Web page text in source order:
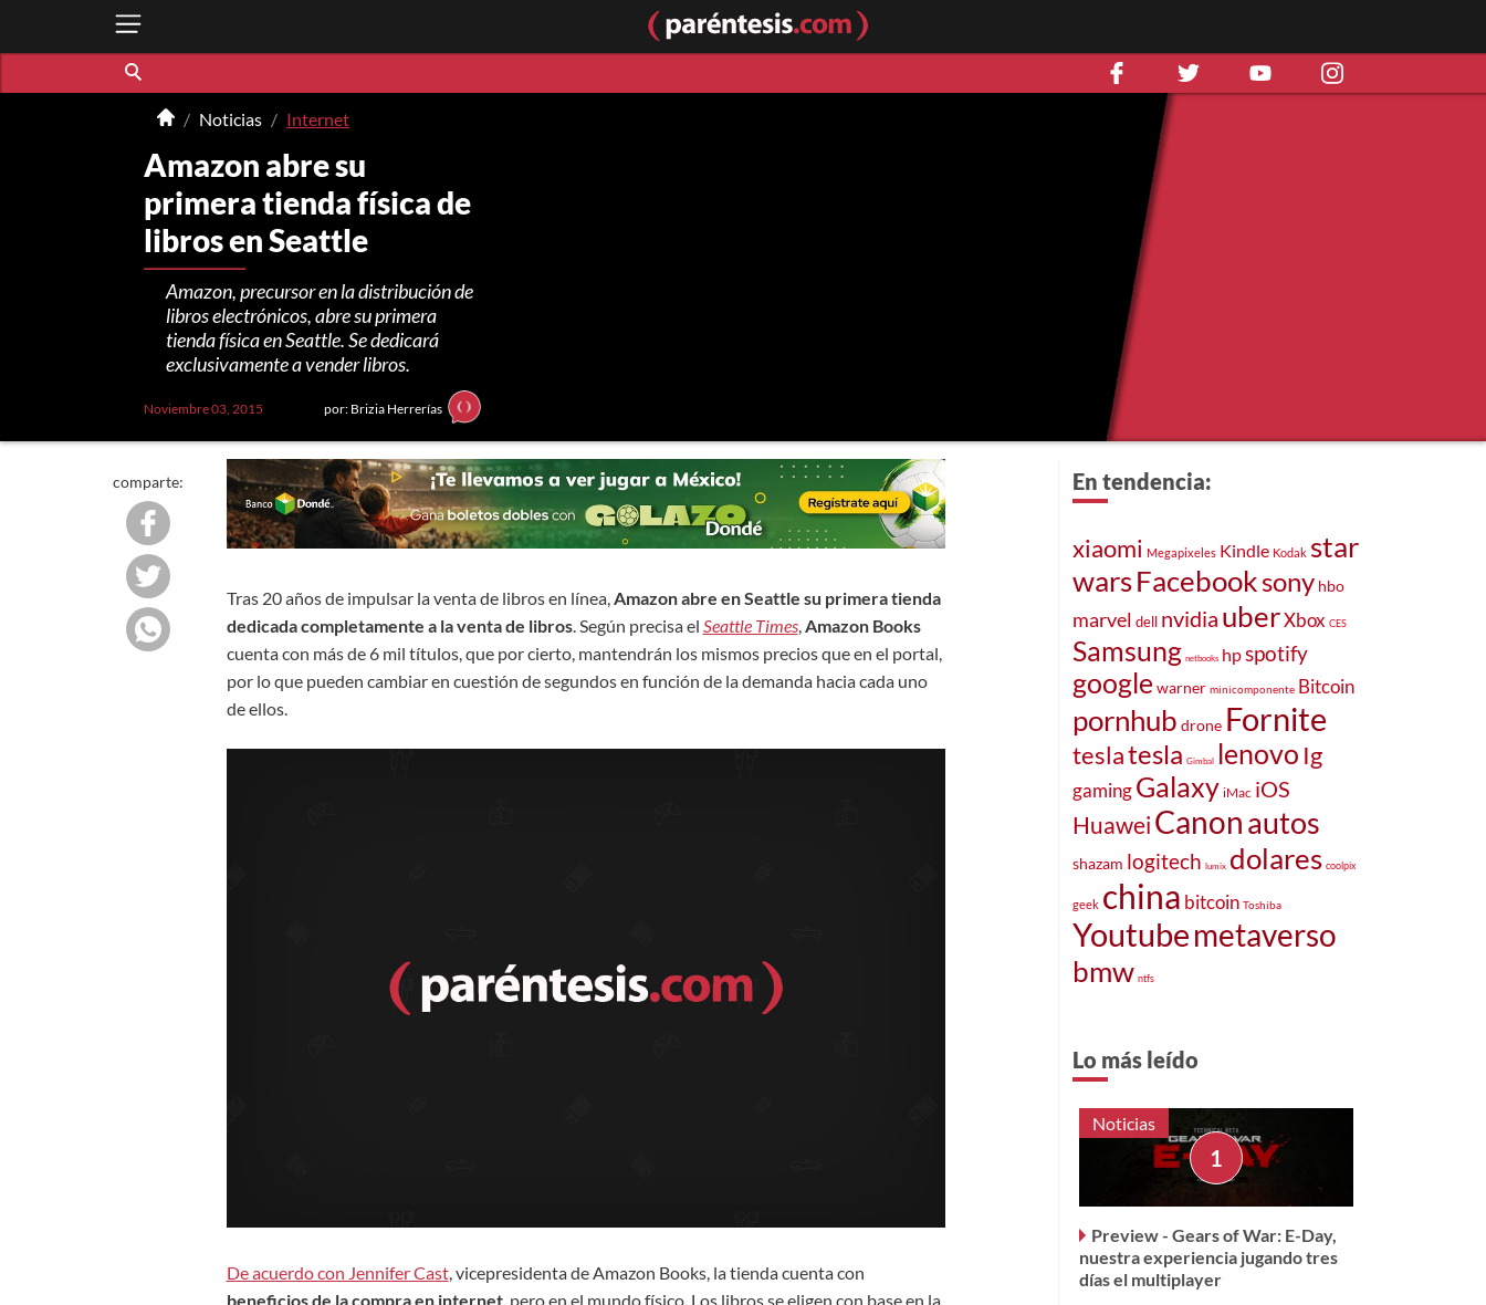
Noticias Internet
Amazon abre su
primera tienda física de
libros en Seattle
Amazon, precursor en la distribución de
libros electrónicos, abre su primera
tienda física en Seattle. Se dedicará
exclusivamente a vender libros.
Noviembre 03, 2015 por: Brizia Herrerías
comparte:
Tras 20 años de impulsar la venta de libros en línea, Amazon abre en Seattle su primera tienda
dedicada completamente a la venta de libros. Según precisa el Seattle Times, Amazon Books
cuenta con más de 6 mil títulos, que por cierto, mantendrán los mismos precios que en el portal,
por lo que pueden cambiar en cuestión de segundos en función de la demanda hacia cada uno
de ellos.
De acuerdo con Jennifer Cast, vicepresidenta de Amazon Books, la tienda cuenta con
beneficios de la compra en internet, pero en el mundo físico. Los libros se eligen con base en la
En tendencia:
xiaomi Megapixeles Kindle Kodak star
warsFacebooksony hbo
marvel dell nvidia uberXbox CES
Samsung netbooks hpspotify
google warner minicomponente Bitcoin
pornhub drone Fornite
teslatesla Gimbal lenovo Ig
gamingGalaxy iMac iOS
Huawei Canonautos
shazam logitech lumix dolares coolpix
geek china bitcoin Toshiba
Youtubemetaverso
bmw ntfs
Lo más leído
Noticias
Preview - Gears of War: E-Day,
nuestra experiencia jugando tres
días el multiplayer